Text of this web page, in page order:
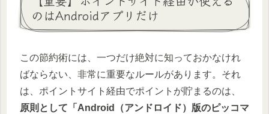
のはAndroidアプリだけ
この節約術には、一つだけ絶対に知っておかなけれ
ばならない、非常に重要なルールがあります。それ
は、ポイントサイト経由でポイントが貯まるのは、
原則として「Android（アンドロイド）版のピッコマ